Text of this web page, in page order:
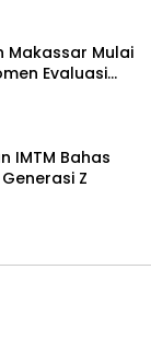
Makassar Mulai
Evaluasi
IMTM Bahas
Z